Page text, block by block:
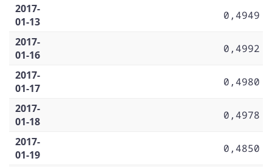
2017-
01-13
0,4949
2017-
01-16
0,4992
2017-
01-17
0,4980
2017-
01-18
0,4978
2017-
01-19
0,4850